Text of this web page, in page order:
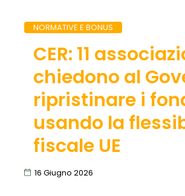
NORMATIVE E BONUS
CER: 11
chiedono al
ripristinare i
usando la
fiscale UE
16 Giugno 2026